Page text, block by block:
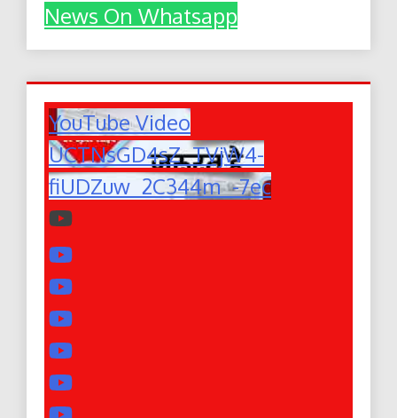
News On Whatsapp
YouTube Video
UCTNsGD4sZ_TVjW4-
fiUDZuw_2C344m_-7ec